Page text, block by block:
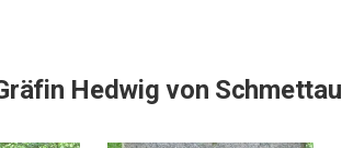
Hedwig von Schmettau